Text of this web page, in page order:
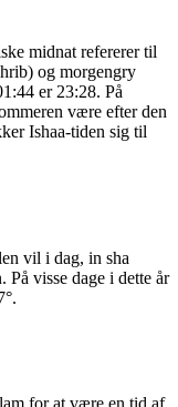
midnat refererer til
og morgengry
er 23:28. På
være efter den
Ishaa-tiden sig til
vil i dag, in sha
På visse dage i dette år